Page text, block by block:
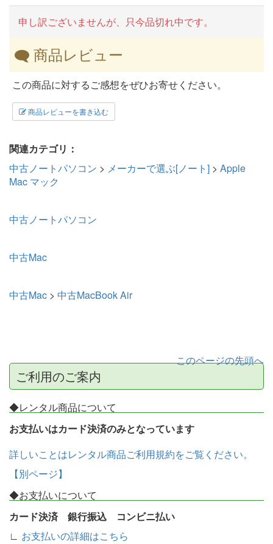
申し訳ございませんが、只今品切れ中です。
商品レビュー
この商品に対するご感想をぜひお寄せください。
商品レビューを書き込む
関連カテゴリ：
中古ノートパソコン > メーカーで選ぶ[ノート] > Apple
Mac マック
中古ノートパソコン
中古Mac
中古Mac > 中古MacBook Air
このページの先頭へ
ご利用のご案内
◆レンタル商品について
お支払いはカード決済のみとなっています
詳しいことはレンタル商品ご利用規約をご覧ください。
【別ページ】
◆お支払いについて
カード決済 銀行振込 コンビニ払い
∟ お支払いの詳細はこちら